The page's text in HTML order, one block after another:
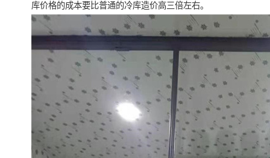
库价格的成本要比普通的冷库造价高三倍左右。